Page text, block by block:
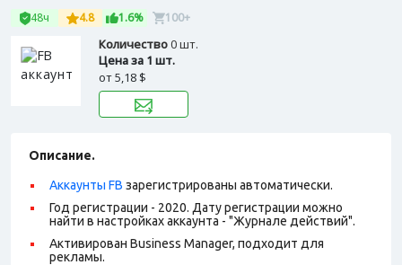
48ч 4.8 1.6% 100+
Количество0 шт.
Цена за 1 шт.
от5,18 $
Описание.
Аккаунты FB зарегистрированы автоматически.
Год регистрации - 2020. Дату регистрации можно
найти в настройках аккаунта - "Журнале действий".
Активирован Business Manager, подходит для
рекламы.